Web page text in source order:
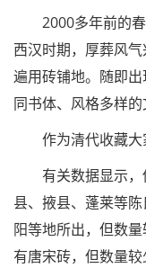
2000多年前的
西汉时期，厚葬风
遍用砖铺地。随即
同书体、风格多样的
作为清代收藏大
有关数据显示
县、掖县、蓬莱等
阳等地所出，但数
有唐宋砖，但数量